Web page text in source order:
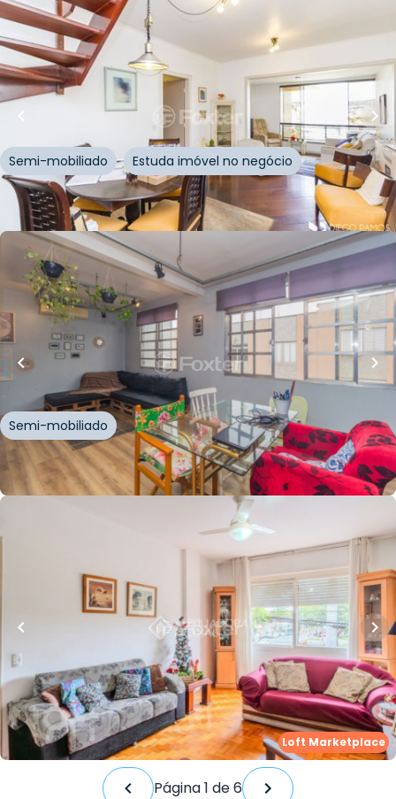
R$885.000,00
R$870.000,00
199m²•3quartos•4banheiros•2vagas
Cobertura • Solar Verona
Rua José Honorato dos Santos,Azenha Porto Alegre
Semi-mobiliado Estuda imóvel no negócio
Whatsapp
Cód.200313
R$285.000,00
m²•3quartos•1banheiro 0vagas
Apartamento • Edifício Presidente Castelo
Branco
Rua Eurico Lara, Azenha,Porto Alegre
Semi-mobiliado
Whatsapp
Cód. 754079
Loft Marketplace
quartos banheiro•0
vagas
Apartamento • Edifício Princesa Izabel
Avenida Ipiranga
Azenha,Porto Alegre
Whatsapp
Cód.826689
Página1 de6